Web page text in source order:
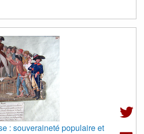
: souveraineté populaire et